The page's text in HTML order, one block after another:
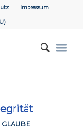
Impressum
GLAUBE